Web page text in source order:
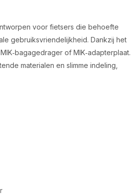
voor fietsers die behoefte
gebruiksvriendelijkheid. Dankzij het
of MIK‑adapterplaat.
materialen en slimme indeling,